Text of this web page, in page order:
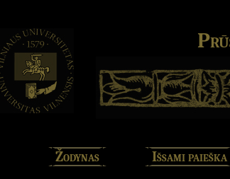
Žodynas Išsami paieška